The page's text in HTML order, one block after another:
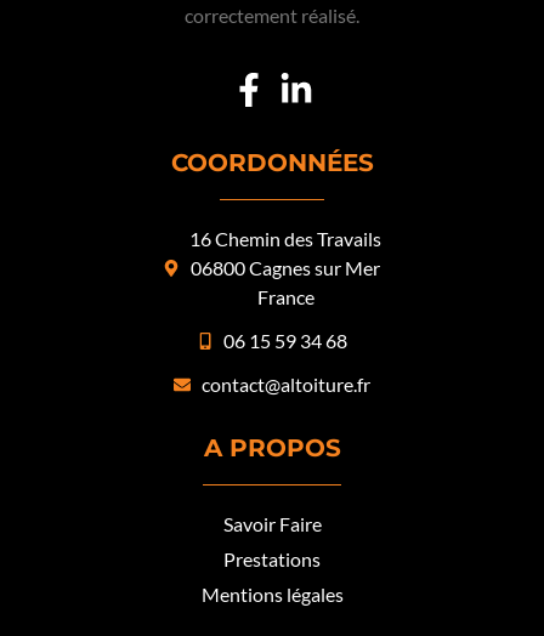
correctement réalisé.
COORDONNÉES
16 Chemin des Travails
06800 Cagnes sur Mer
France
06 15 59 34 68
contact@altoiture.fr
A PROPOS
Savoir Faire
Prestations
Mentions légales